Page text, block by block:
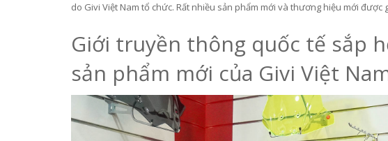
do Givi Việt Nam tổ chức. Rất nhiều sản phẩm mới và thương hiệu mới
Giới truyền thông quốc tế sắp
sản phẩm mới của Givi Việt